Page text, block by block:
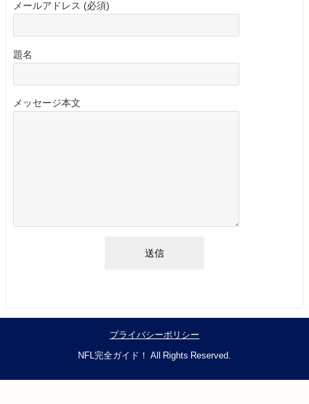
メールアドレス (必須)
題名
メッセージ本文
プライバシーポリシー
NFL完全ガイド！ All Rights Reserved.